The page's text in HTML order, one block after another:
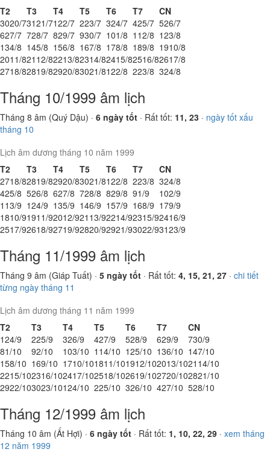
T2 T3 T4 T5 T6 T7
CN
3020/73121/7122/7 223/7 324/7 425/7 526/7
627/7 728/7 829/7 930/7 101/8 112/8 123/8
134/8 145/8 156/8 167/8 178/8 189/8 1910/8
2011/821 12/82213/82314/82415/82516/82617/8
2718/82819/82920/83021/8122/8 223/8 324/8
Tháng 10/1999 âm lịch
Tháng 8 âm (Quý Dậu) · 6 ngày tốt · Rất tốt: 11, 23 · ngày tốt xấu
tháng 10
Lịch âm dương tháng 10 năm 1999
T2
T3 T4 T5 T6 T7
CN
2718/82819/82920/83021/8122/8 223/8 324/8
425/8 526/8 627/8 728/8 829/8 91/9 102/9
113/9 124/9 135/9 146/9 157/9 168/9 179/9
1810/91911/92012/921 13/92214/92315/92416/9
2517/92618/92719/92820/92921/93022/93123/9
Tháng 11/1999 âm lịch
Tháng 9 âm (Giáp Tuất) · 5 ngày tốt · Rất tốt: 4, 15, 21, 27 · chi tiết
từng ngày tháng 11
Lịch âm dương tháng 11 năm 1999
T2
T3 T4 T5 T6 T7
CN
124/9 225/9 326/9 427/9 528/9 629/9 730/9
81/10 92/10 103/10 114/10 125/10 136/10 147/10
158/10 169/10 1710/101811/101912/102013/1021 14/10
2215/102316/102417/102518/102619/102720/102821/10
2922/103023/10124/10 225/10 326/10 427/10 528/10
Tháng 12/1999 âm lịch
Tháng 10 âm (Ất Hợi) · 6 ngày tốt · Rất tốt: 1, 10, 22, 29 · xem tháng
12 năm 1999